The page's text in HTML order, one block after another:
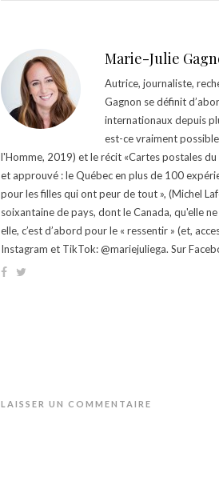
Marie-Julie
Autrice, journaliste,
Gagnon se définit
internationaux depuis
est-ce vraiment
l'Homme, 2019) et le récit «Cartes postales
et approuvé : le Québec en plus de 100
pour les filles qui ont peur de tout », (Michel
soixantaine de pays, dont le Canada, qu'elle
elle, c’est d’abord pour le « ressentir » (et,
Instagram et TikTok: @mariejuliega. Sur
LAISSER UN COMMENTAIRE